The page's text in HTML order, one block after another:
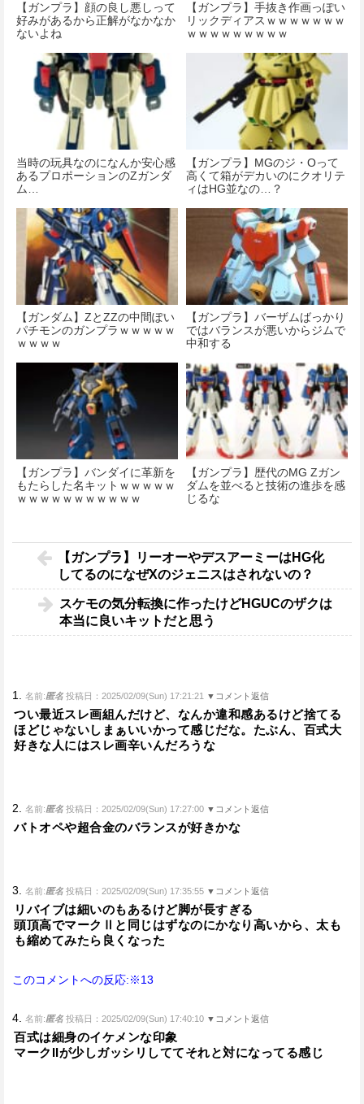
【ガンプラ】顔の良し悪しって
好みがあるから正解がなかなか
ないよね
【ガンプラ】手抜き作画っぽい
リックディアスｗｗｗｗｗｗｗ
ｗｗｗｗｗｗｗｗｗ
当時の玩具なのになんか安心感
あるプロポーションのΖガンダ
ム…
【ガンプラ】MGのジ・Oって
高くて箱がデカいのにクオリテ
ィはHG並なの…？
【ガンダム】ZとZZの中間ぽい
パチモンのガンプラｗｗｗｗｗ
ｗｗｗｗ
【ガンプラ】バーザムばっかり
ではバランスが悪いからジムで
中和する
【ガンプラ】バンダイに革新を
もたらした名キットｗｗｗｗｗ
ｗｗｗｗｗｗｗｗｗｗｗ
【ガンプラ】歴代のMG Ζガン
ダムを並べると技術の進歩を感
じるな
【ガンプラ】リーオーやデスアーミーはHG化
してるのになぜXのジェニスはされないの？
スケモの気分転換に作ったけどHGUCのザクは
本当に良いキットだと思う
1. 名前:匿名 投稿日：2025/02/09(Sun) 17:21:21 ▼コメント返信
つい最近スレ画組んだけど、なんか違和感あるけど捨てる
ほどじゃないしまぁいいかって感じだな。たぶん、百式大
好きな人にはスレ画辛いんだろうな
2. 名前:匿名 投稿日：2025/02/09(Sun) 17:27:00 ▼コメント返信
バトオペや超合金のバランスが好きかな
3. 名前:匿名 投稿日：2025/02/09(Sun) 17:35:55 ▼コメント返信
リバイブは細いのもあるけど脚が長すぎる
頭頂高でマークⅡと同じはずなのにかなり高いから、太も
も縮めてみたら良くなった
このコメントへの反応:※13
4. 名前:匿名 投稿日：2025/02/09(Sun) 17:40:10 ▼コメント返信
百式は細身のイケメンな印象
マークIIが少しガッシリしててそれと対になってる感じ